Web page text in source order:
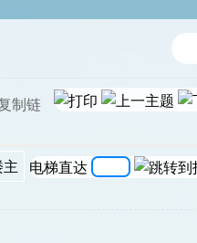
制链
电梯直达